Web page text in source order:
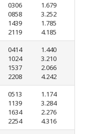
0306
0858
1439
2119
1.679
3.252
1.785
4.185
0414
1024
1537
2208
1.440
3.210
2.066
4.242
0513
1139
1634
2254
1.174
3.284
2.276
4.316